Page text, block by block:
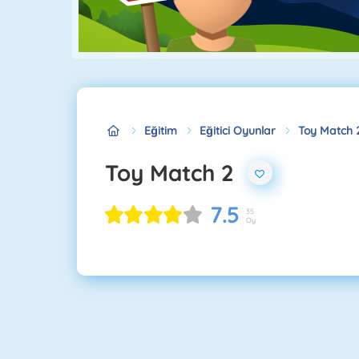
Eğitim Eğitici Oyunlar Toy Match
Toy Match 2
7.5
35
Oy